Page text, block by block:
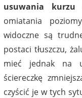
usuwania kurzu
omiatania
widoczne są
postaci tłuszczu,
mieć jednak na
ściereczkę
czyścić je w tych